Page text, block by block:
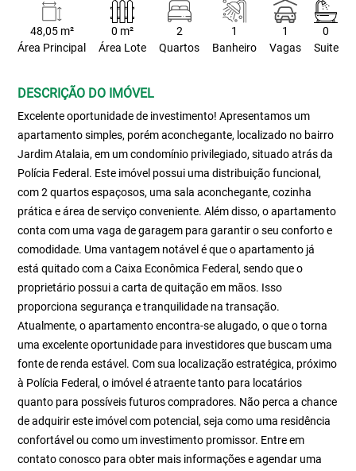
48,05 m²
Área Principal
0 m²
Área Lote
2
Quartos
1
Banheiro
1
Vagas
0
Suite
DESCRIÇÃO DO IMÓVEL
Excelente oportunidade de investimento! Apresentamos um
apartamento simples, porém aconchegante, localizado no bairro
Jardim Atalaia, em um condomínio privilegiado, situado atrás da
Polícia Federal. Este imóvel possui uma distribuição funcional,
com 2 quartos espaçosos, uma sala aconchegante, cozinha
prática e área de serviço conveniente. Além disso, o apartamento
conta com uma vaga de garagem para garantir o seu conforto e
comodidade. Uma vantagem notável é que o apartamento já
está quitado com a Caixa Econômica Federal, sendo que o
proprietário possui a carta de quitação em mãos. Isso
proporciona segurança e tranquilidade na transação.
Atualmente, o apartamento encontra-se alugado, o que o torna
uma excelente oportunidade para investidores que buscam uma
fonte de renda estável. Com sua localização estratégica, próximo
à Polícia Federal, o imóvel é atraente tanto para locatários
quanto para possíveis futuros compradores. Não perca a chance
de adquirir este imóvel com potencial, seja como uma residência
confortável ou como um investimento promissor. Entre em
contato conosco para obter mais informações e agendar uma